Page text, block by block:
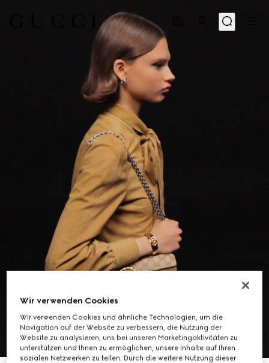
11
Wir verwenden Cookies
Wir verwenden Cookies und ähnliche Technologien, um die
Navigation auf der Website zu verbessern, die Nutzung der
Website zu analysieren, uns bei unseren Marketingaktivitäten zu
unterstützen und Ihnen zu ermöglichen, unsere Inhalte auf Ihren
sozialen Netzwerken zu teilen. Durch die weitere Nutzung dieser